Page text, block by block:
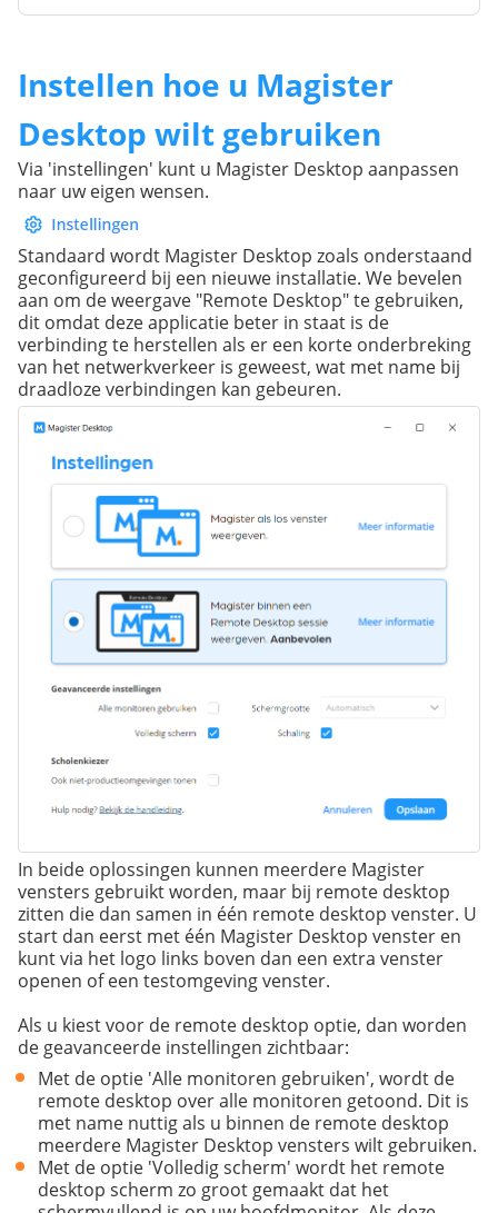
Instellen hoe u Magister
Desktop wilt gebruiken
Via 'instellingen' kunt u Magister Desktop aanpassen
naar uw eigen wensen.
Standaard wordt Magister Desktop zoals onderstaand
geconfigureerd bij een nieuwe installatie. We bevelen
aan om de weergave "Remote Desktop" te gebruiken,
dit omdat deze applicatie beter in staat is de
verbinding te herstellen als er een korte onderbreking
van het netwerkverkeer is geweest, wat met name bij
draadloze verbindingen kan gebeuren.
In beide oplossingen kunnen meerdere Magister
vensters gebruikt worden, maar bij remote desktop
zitten die dan samen in één remote desktop venster. U
start dan eerst met één Magister Desktop venster en
kunt via het logo links boven dan een extra venster
openen of een testomgeving venster.
Als u kiest voor de remote desktop optie, dan worden
de geavanceerde instellingen zichtbaar:
Met de optie 'Alle monitoren gebruiken', wordt de
remote desktop over alle monitoren getoond. Dit is
met name nuttig als u binnen de remote desktop
meerdere Magister Desktop vensters wilt gebruiken.
Met de optie 'Volledig scherm' wordt het remote
desktop scherm zo groot gemaakt dat het